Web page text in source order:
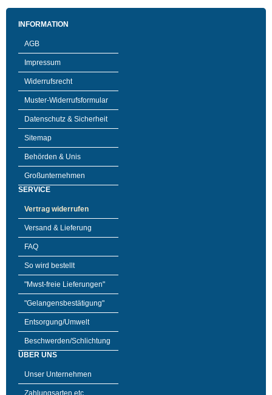
INFORMATION
AGB
Impressum
Widerrufsrecht
Muster-Widerrufsformular
Datenschutz & Sicherheit
Sitemap
Behörden & Unis
Großunternehmen
SERVICE
Vertrag widerrufen
Versand & Lieferung
FAQ
So wird bestellt
"Mwst-freie Lieferungen"
"Gelangensbestätigung"
Entsorgung/Umwelt
Beschwerden/Schlichtung
ÜBER UNS
Unser Unternehmen
Zahlungsarten etc.